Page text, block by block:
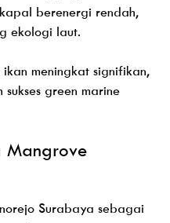
berenergi rendah,
ekologi laut.
meningkat signifikan,
green marine
Mangrove